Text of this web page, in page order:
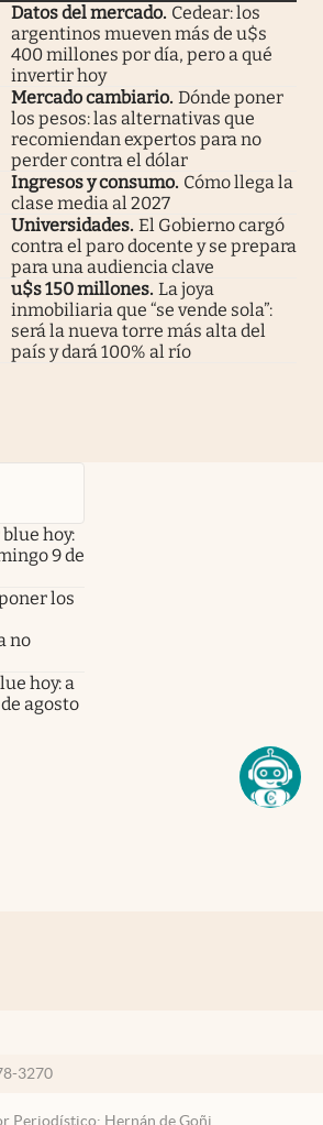
Datos del mercado. Cedear: los
argentinos mueven más de u$s
400 millones por día, pero a qué
invertir hoy
Mercado cambiario. Dónde poner
los pesos: las alternativas que
recomiendan expertos para no
perder contra el dólar
Ingresos y consumo. Cómo llega la
clase media al 2027
Universidades. El Gobierno cargó
contra el paro docente y se prepara
para una audiencia clave
u$s 150 millones. La joya
inmobiliaria que “se vende sola”:
será la nueva torre más alta del
país y dará 100% al río
hoy:
9 de
los
no
hoy: a
agosto
3270
Periodístico: Hernán de Goñi